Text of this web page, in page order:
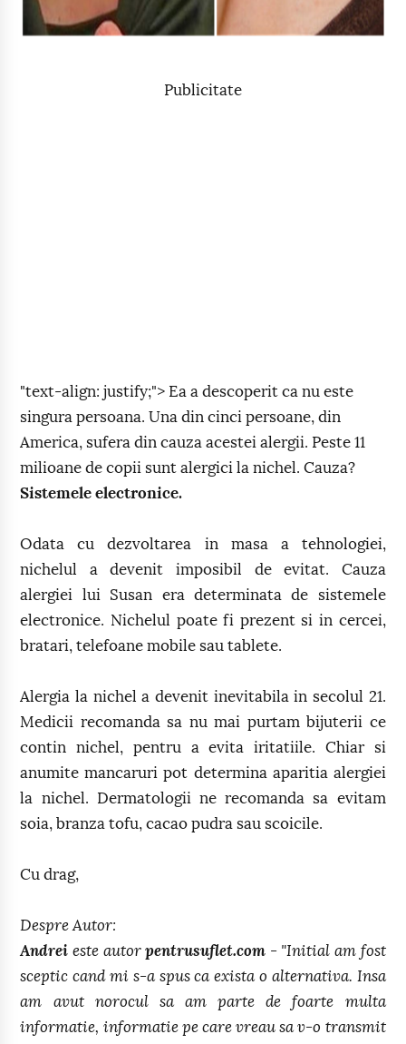
Publicitate
"text-align: justify;"> Ea a descoperit ca nu este
singura persoana. Una din cinci persoane, din
America, sufera din cauza acestei alergii. Peste 11
milioane de copii sunt alergici la nichel. Cauza?
Sistemele electronice.
Odata cu dezvoltarea in masa a tehnologiei,
nichelul a devenit imposibil de evitat. Cauza
alergiei lui Susan era determinata de sistemele
electronice. Nichelul poate fi prezent si in cercei,
bratari, telefoane mobile sau tablete.
Alergia la nichel a devenit inevitabila in secolul 21.
Medicii recomanda sa nu mai purtam bijuterii ce
contin nichel, pentru a evita iritatiile. Chiar si
anumite mancaruri pot determina aparitia alergiei
la nichel. Dermatologii ne recomanda sa evitam
soia, branza tofu, cacao pudra sau scoicile.
Cu drag,
Despre Autor:
Andrei este autorpentrusuflet.com - "Initial am fost
sceptic cand mi s-a spus ca exista o alternativa. Insa
am avut norocul sa am parte de foarte multa
informatie, informatie pe care vreau sa v-o transmit